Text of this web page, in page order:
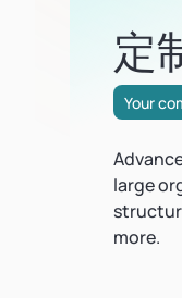
定
Your
large
more.